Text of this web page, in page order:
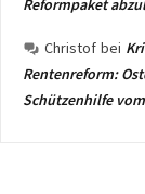
Reformpaket
Christof bei
Rentenreform:
Schützenhilfe vom